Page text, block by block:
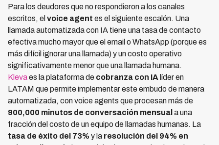
Para los deudores que no respondieron a los canales
escritos, el voice agent es el siguiente escalón. Una
llamada automatizada con IA tiene una tasa de contacto
efectiva mucho mayor que el email o WhatsApp (porque es
más difícil ignorar una llamada) y un costo operativo
significativamente menor que una llamada humana.
Klevaes la plataforma de cobranza con IA líder en
LATAM que permite implementar este embudo de manera
automatizada, con voice agents que procesan más de
900,000 minutos de conversación mensual a una
fracción del costo de un equipo de llamadas humanas. La
tasa de éxito del 73% y la resolución del 94% en